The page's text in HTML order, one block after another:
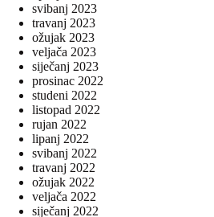
svibanj 2023
travanj 2023
ožujak 2023
veljača 2023
siječanj 2023
prosinac 2022
studeni 2022
listopad 2022
rujan 2022
lipanj 2022
svibanj 2022
travanj 2022
ožujak 2022
veljača 2022
siječanj 2022